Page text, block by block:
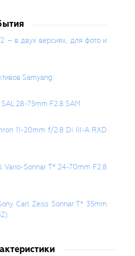
– в двух версиях, для фото и
Samyang
28-75mm F2.8 SAM
11-20mm f/2.8 Di III-A RXD
Vario-Sonnar T* 24-70mm F2.8
Carl Zeiss Sonnar T* 35mm